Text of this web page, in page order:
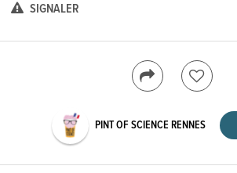
SIGNALER
PINT OF SCIENCE RENNES